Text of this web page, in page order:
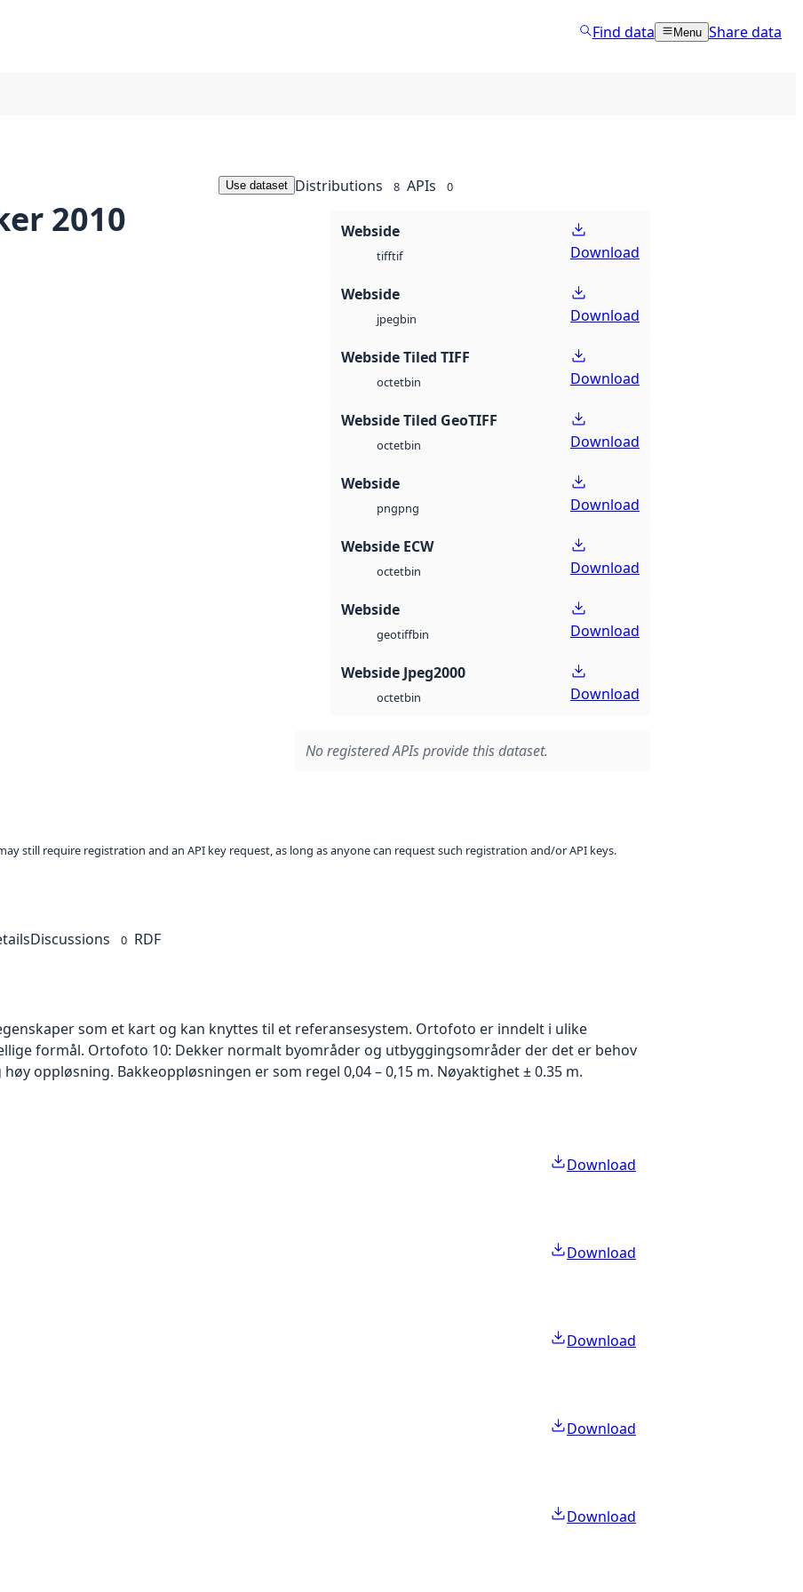
Find data Menu Share data
2010
Use dataset Distributions 8 APIs 0
Webside
tifftif Download
Webside
jpegbin Download
Webside Tiled TIFF
octetbin Download
Webside Tiled GeoTIFF
octetbin Download
Webside
pngpng Download
Webside ECW
octetbin Download
Webside
geotiffbin Download
Webside Jpeg2000
octetbin Download
No registered APIs provide this dataset.
still require registration and an API key request, as long as anyone can request such registration and/or API keys.
Discussions 0 RDF
som et kart og kan knyttes til et referansesystem. Ortofoto er inndelt i ulike
formål. Ortofoto 10: Dekker normalt byområder og utbyggingsområder der det er behov
oppløsning. Bakkeoppløsningen er som regel 0,04 – 0,15 m. Nøyaktighet ± 0.35 m.
Download
Download
Download
Download
Download